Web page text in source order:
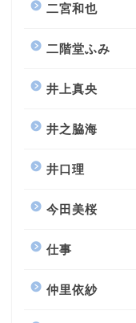
二宮和也
二階堂ふみ
井上真央
井之脇海
井口理
今田美桜
仕事
仲里依紗